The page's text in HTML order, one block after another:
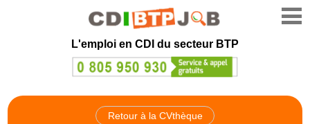
L'emploi en CDI du secteur BTP
Retour à la CVthèque